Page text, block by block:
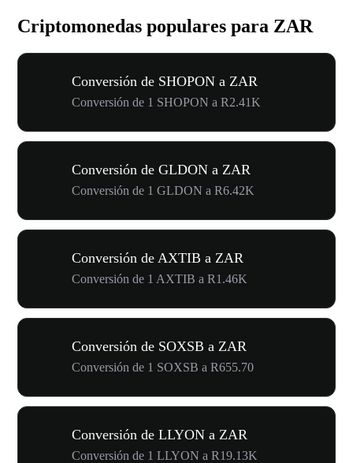
Criptomonedas populares para ZAR
Conversión de SHOPON a ZAR
Conversión de 1 SHOPON a R2.41K
Conversión de GLDON a ZAR
Conversión de 1 GLDON a R6.42K
Conversión de AXTIB a ZAR
Conversión de 1 AXTIB a R1.46K
Conversión de SOXSB a ZAR
Conversión de 1 SOXSB a R655.70
Conversión de LLYON a ZAR
Conversión de 1 LLYON a R19.13K